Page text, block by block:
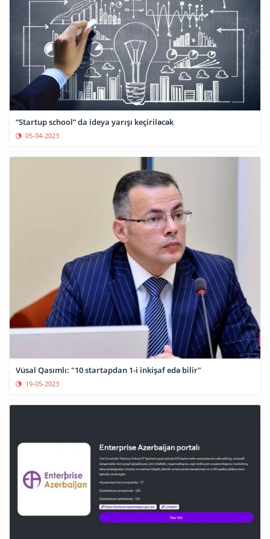
“Startup school” da ideya yarışı keçiriləcək
05-04-2023
Vüsal Qasımlı: "10 startapdan 1-i inkişaf edə bilir"
19-05-2023